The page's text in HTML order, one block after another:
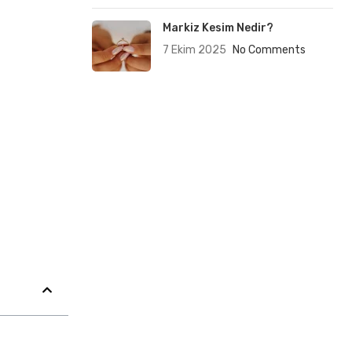
Markiz Kesim Nedir?
7 Ekim 2025
No Comments